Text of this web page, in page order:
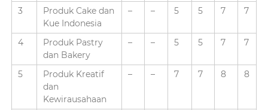
3
Produk Cake dan
Kue Indonesia
– – 5 5 7 7
4
Produk Pastry
dan Bakery
– – 5 5 7 7
5
Produk Kreatif
dan
Kewirausahaan
– – 7 7 8 8